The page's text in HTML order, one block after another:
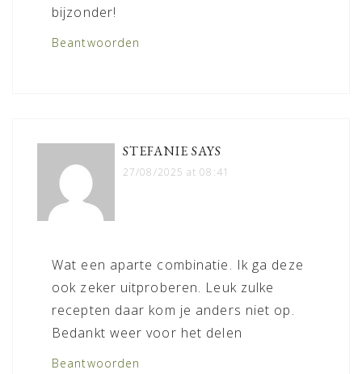
bijzonder!
Beantwoorden
STEFANIE SAYS
27/08/2025 at 08:41
Wat een aparte combinatie. Ik ga deze
ook zeker uitproberen. Leuk zulke
recepten daar kom je anders niet op.
Bedankt weer voor het delen
Beantwoorden